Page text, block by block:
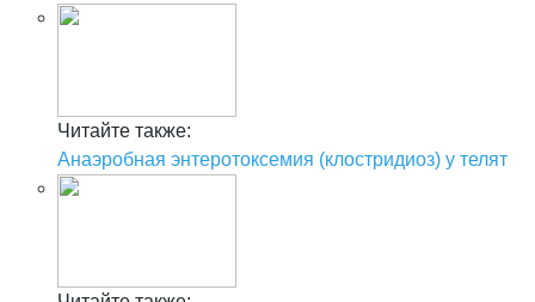
Читайте также:
Анаэробная энтеротоксемия (клостридиоз) у телят